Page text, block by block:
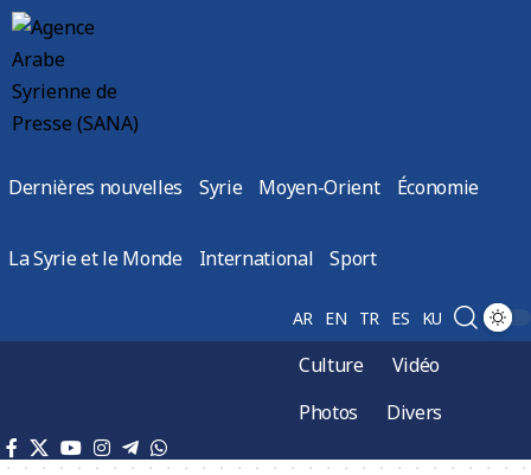
Dernières nouvelles Syrie Moyen-Orient Économie
La Syrie et le Monde International Sport
AR EN TR ES KU
Culture
Vidéo
Photos
Divers